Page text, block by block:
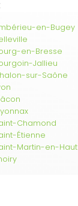
en-Bugey
en-Bresse
Jallieu
sur-Saône
Chamond
Étienne
Martin-en-Haut